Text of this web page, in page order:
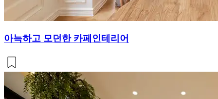
아늑하고 모던한 카페인테리어